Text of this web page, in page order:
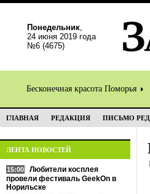
Понедельник,
24 июня 2019 года
№6 (4675)
Бесконечная красота Поморья
ГЛАВНАЯ РЕДАКЦИЯ ПИСЬМО
ЛЕНТА НОВОСТЕЙ
15:00
Любители косплея
провели фестиваль GeekOn в
Норильске